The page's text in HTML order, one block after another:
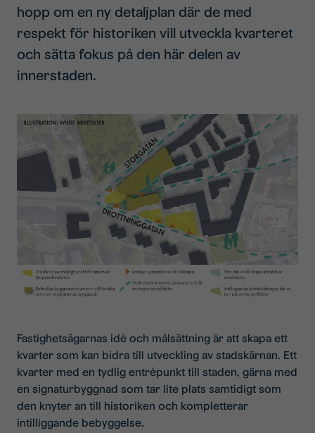
hopp om en ny detaljplan där de med
respekt för historiken vill utveckla kvarteret
och sätta fokus på den här delen av
innerstaden.
Fastighetsägarnas idé och målsättning är att skapa ett
kvarter som kan bidra till utveckling av stadskärnan. Ett
kvarter med en tydlig entrépunkt till staden, gärna med
en signaturbyggnad som tar lite plats samtidigt som
den knyter an till historiken och kompletterar
intilliggande bebyggelse.